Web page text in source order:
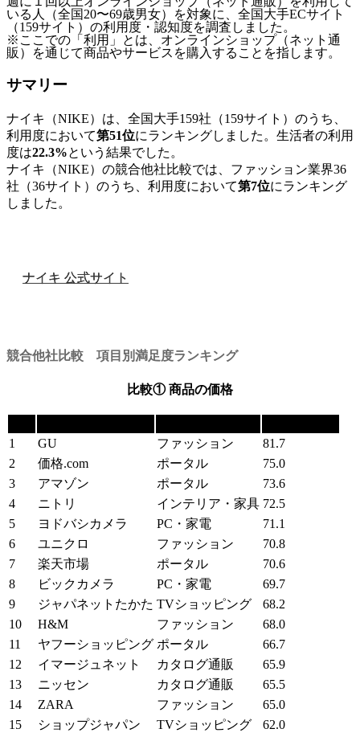
いる人（全国20〜69歳男女）を対象に、全国大手ECサイト
（159サイト）の利用度・認知度を調査しました。
※ここでの「利用」とは、オンラインショップ（ネット通
販）を通じて商品やサービスを購入することを指します。
サマリー
ナイキ（NIKE）は、全国大手159社（159サイト）のうち、
利用度において第51位にランキングしました。生活者の利用
度は22.3%という結果でした。
ナイキ（NIKE）の競合他社比較では、ファッション業界36
社（36サイト）のうち、利用度において第7位にランキング
しました。
ナイキ 公式サイト
競合他社比較 項目別満足度ランキング
比較① 商品の価格
1
GU ファッション
81.7
2
価格.com ポータル
75.0
3
アマゾン ポータル
73.6
4
ニトリ インテリア・家具 72.5
5
ヨドバシカメラ PC・家電
71.1
6
ユニクロ ファッション
70.8
7
楽天市場 ポータル
70.6
8
ビックカメラ PC・家電
69.7
9
ジャパネットたかた TVショッピング
68.2
10
H&M ファッション
68.0
11
ヤフーショッピング ポータル
66.7
12
イマージュネット カタログ通販
65.9
13
ニッセン カタログ通販
65.5
14
ZARA ファッション
65.0
15
ショップジャパン TVショッピング
62.0